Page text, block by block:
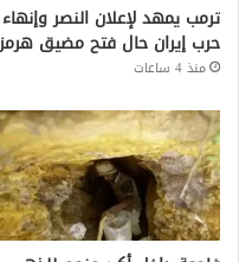
ترمب يمهد لإعلان النصر وإنهاء
حرب إيران حال فتح مضيق هرمز
منذ 4 ساعات